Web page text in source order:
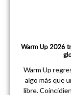
Warm Up 2026
Warm Up
algo más que
libre.